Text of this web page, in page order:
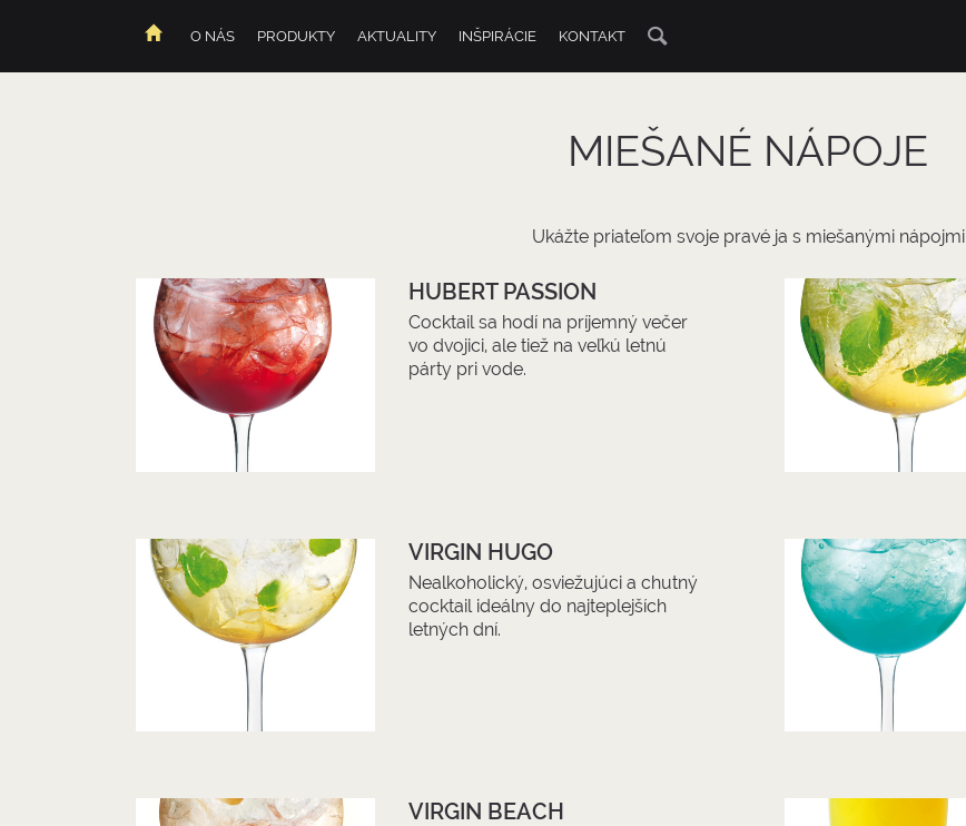
O NÁS PRODUKTY AKTUALITY INŠPIRÁCIE KONTAKT
MIEŠANÉ NÁPOJE
Ukážte priateľom svoje pravé ja s miešanými nápojmi
HUBERT PASSION
Cocktail sa hodí na príjemný večer
vo dvojici, ale tiež na veľkú letnú
párty pri vode.
VIRGIN HUGO
Nealkoholický, osviežujúci a chutný
cocktail ideálny do najteplejších
letných dní.
VIRGIN BEACH